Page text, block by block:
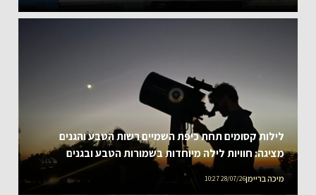
לילות קסומים תחת כיפת השמיים רשות הטבע והגנים
מציגה: חוויות לילה מיוחדות בשמורות הטבע ובגנים
הלאומיים ברחבי הארץ, עם שיאו של מופע הפרסאידים –
מטר המטאורים המרהיב של הקיץ תצפיות כוכבים לכל
מיכה בריימן28/07/26 10:27